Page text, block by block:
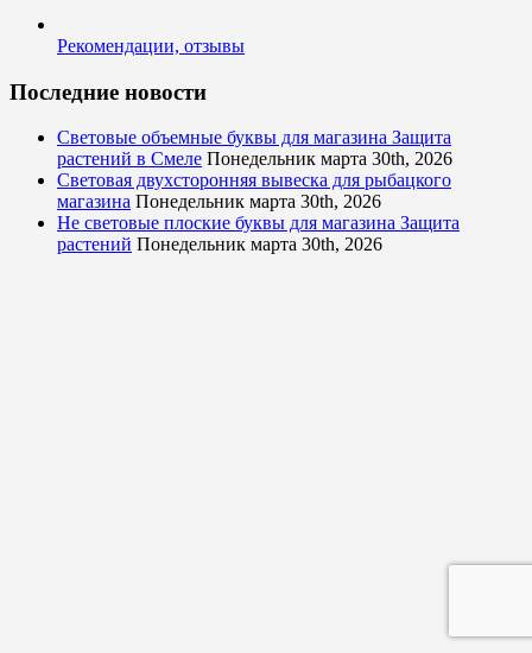
Рекомендации, отзывы
Последние новости
Световые объемные буквы для магазина Защита
растений в Смеле Понедельник марта 30th, 2026
Световая двухсторонняя вывеска для рыбацкого
магазина Понедельник марта 30th, 2026
Не световые плоские буквы для магазина Защита
растений Понедельник марта 30th, 2026